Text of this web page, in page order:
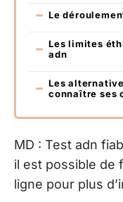
Le
Les limites
adn
Les
connaître ses
MD : Test adn
il est possible de
ligne pour plus